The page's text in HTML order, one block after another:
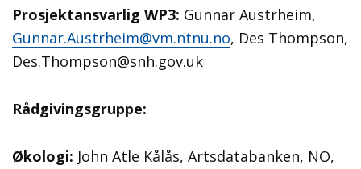
Prosjektansvarlig WP3: Gunnar Austrheim,
Gunnar.Austrheim@vm.ntnu.no, Des Thompson,
Des.Thompson@snh.gov.uk
Rådgivingsgruppe:
Økologi: John Atle Kålås, Artsdatabanken, NO,